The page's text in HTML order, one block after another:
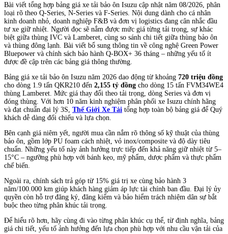
Bài viết tổng hợp bảng giá xe tải bảo ôn Isuzu cập nhật năm 08/2026, phân
loại rõ theo Q-Series, N-Series và F-Series. Nội dung dành cho cá nhân
kinh doanh nhỏ, doanh nghiệp F&B và đơn vị logistics đang cân nhắc đầu
tư xe giữ nhiệt. Người đọc sẽ nắm được mức giá từng tải trọng, sự khác
biệt giữa thùng IVC và Lamberet, cùng so sánh chi tiết giữa thùng bảo ôn
và thùng đông lạnh. Bài viết bổ sung thông tin về công nghệ Green Power
Bluepower và chính sách bảo hành Q-BOX+ 36 tháng – những yếu tố ít
được đề cập trên các bảng giá thông thường.
Bảng giá xe tải bảo ôn Isuzu năm 2026 dao động từ khoảng 720 triệu đồng
cho dòng 1.9 tấn QKR210 đến 2,155 tỷ đồng cho dòng 15 tấn FVM34WE4
thùng Lamberet. Mức giá thay đổi theo tải trọng, dòng Series và đơn vị
đóng thùng. Với hơn 10 năm kinh nghiệm phân phối xe Isuzu chính hãng
và đạt chuẩn đại lý 3S, Thế Giới Xe Tải tổng hợp toàn bộ bảng giá để Quý
khách dễ dàng đối chiếu và lựa chọn.
Bên cạnh giá niêm yết, người mua cần nắm rõ thông số kỹ thuật của thùng
bảo ôn, gồm lớp PU foam cách nhiệt, vỏ inox/composite và độ dày tiêu
chuẩn. Những yếu tố này ảnh hưởng trực tiếp đến khả năng giữ nhiệt từ 5–
15°C – ngưỡng phù hợp với bánh kẹo, mỹ phẩm, dược phẩm và thực phẩm
chế biến.
Ngoài ra, chính sách trả góp từ 15% giá trị xe cùng bảo hành 3
năm/100.000 km giúp khách hàng giảm áp lực tài chính ban đầu. Đại lý ủy
quyền còn hỗ trợ đăng ký, đăng kiểm và bảo hiểm trách nhiệm dân sự bắt
buộc theo từng phân khúc tải trọng.
Để hiểu rõ hơn, hãy cùng đi vào từng phân khúc cụ thể, từ định nghĩa, bảng
giá chi tiết, yếu tố ảnh hưởng đến lựa chọn phù hợp với nhu cầu vận tải của